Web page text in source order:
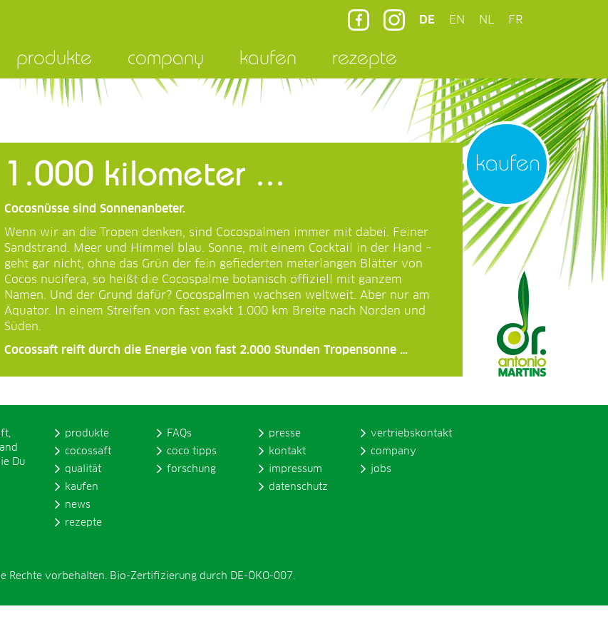
DE EN NL FR
produkte company kaufen rezepte
kaufen
1.000 kilometer ...
Cocosnüsse sind Sonnenanbeter.
Wenn wir an die Tropen denken, sind Cocospalmen immer mit dabei. Feiner
Sandstrand. Meer und Himmel blau. Sonne, mit einem Cocktail in der Hand –
geht gar nicht, ohne das Grün der fein gefiederten meterlangen Blätter von
Cocos nucifera, so heißt die Cocospalme botanisch offiziell mit ganzem
Namen. Und der Grund dafür? Cocospalmen wachsen weltweit. Aber nur am
Äquator. In einem Streifen von fast exakt 1.000 km Breite nach Norden und
Süden.
Cocossaft reift durch die Energie von fast 2.000 Stunden Tropensonne …
Du
produkte
cocossaft
qualität
kaufen
news
rezepte
FAQs
coco tipps
forschung
presse
kontakt
impressum
datenschutz
vertriebskontakt
company
jobs
Rechte vorbehalten. Bio-Zertifizierung durch DE-ÖKO-007.